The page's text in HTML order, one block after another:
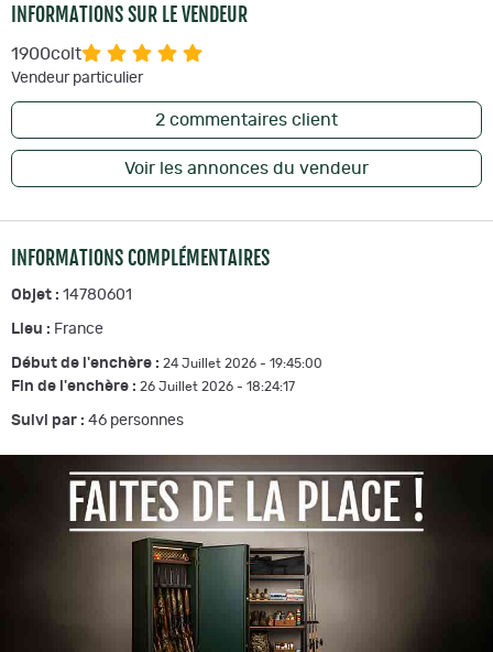
INFORMATIONS SUR LE VENDEUR
1900colt
Vendeur particulier
2 commentaires client
Voir les annonces du vendeur
INFORMATIONS COMPLÉMENTAIRES
Objet : 14780601
Lieu : France
Début de l'enchère : 24 Juillet 2026 - 19:45:00
Fin de l'enchère : 26 Juillet 2026 - 18:24:17
Suivi par : 46 personnes